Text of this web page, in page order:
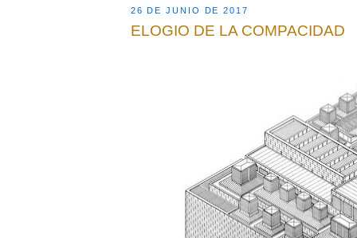
26 DE JUNIO DE 2017
ELOGIO DE LA COMPACIDAD